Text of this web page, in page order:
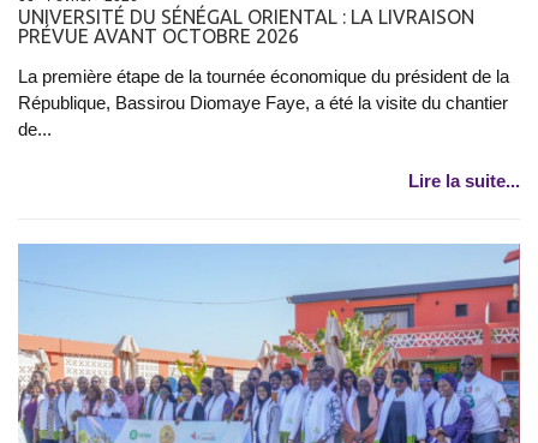
UNIVERSITÉ DU SÉNÉGAL ORIENTAL : LA LIVRAISON
PRÉVUE AVANT OCTOBRE 2026
La première étape de la tournée économique du président de la
République, Bassirou Diomaye Faye, a été la visite du chantier
de...
Lire la suite...